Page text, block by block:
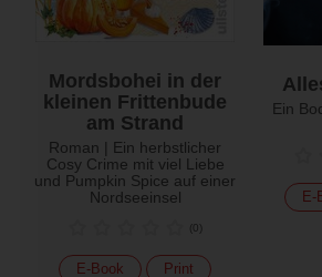
Mordsbohei in der
kleinen Frittenbude
am Strand
Roman | Ein herbstlicher
Cosy Crime mit viel Liebe
und Pumpkin Spice auf einer
Nordseeinsel
(0)
E-Book Print
Ein
E-